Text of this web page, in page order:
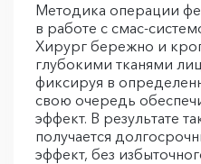
Методика операции
в работе с смас-
Хирург бережно и
глубокими тканями
фиксируя в
свою очередь
эффект. В результате
получается
эффект, без